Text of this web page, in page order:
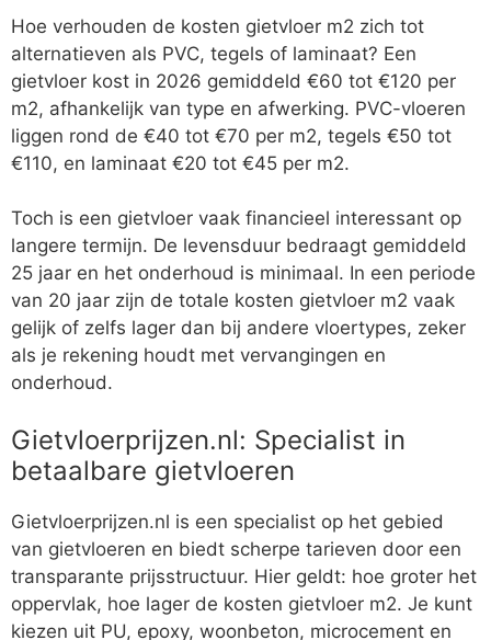
Hoe verhouden de kosten gietvloer m2 zich tot
alternatieven als PVC, tegels of laminaat? Een
gietvloer kost in 2026 gemiddeld €60 tot €120 per
m2, afhankelijk van type en afwerking. PVC-vloeren
liggen rond de €40 tot €70 per m2, tegels €50 tot
€110, en laminaat €20 tot €45 per m2.
Toch is een gietvloer vaak financieel interessant op
langere termijn. De levensduur bedraagt gemiddeld
25 jaar en het onderhoud is minimaal. In een periode
van 20 jaar zijn de totale kosten gietvloer m2 vaak
gelijk of zelfs lager dan bij andere vloertypes, zeker
als je rekening houdt met vervangingen en
onderhoud.
Gietvloerprijzen.nl: Specialist in
betaalbare gietvloeren
Gietvloerprijzen.nl is een specialist op het gebied
van gietvloeren en biedt scherpe tarieven door een
transparante prijsstructuur. Hier geldt: hoe groter het
oppervlak, hoe lager de kosten gietvloer m2. Je kunt
kiezen uit PU, epoxy, woonbeton, microcement en